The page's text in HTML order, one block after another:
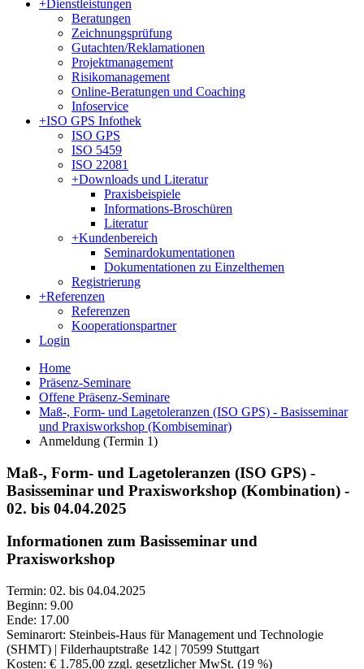
+Dienstleistungen
Beratungen
Zeichnungsprüfung
Gutachten/Reklamationen
Projektmanagement
Risikomanagement
Online-Beratungen und Coaching
Infoservice
+ISO GPS Infothek
ISO GPS
ISO 5459
ISO 22081
+Downloads und Literatur
Praxisbeispiele
Informations-Broschüren
Literatur
+Kundenbereich
Seminardokumentationen
Dokumentationen zu Einzelthemen
Registrierung
+Referenzen
Referenzen
Kooperationspartner
Login
Home
Präsenz-Seminare
Offene Präsenz-Seminare
Maß-, Form- und Lagetoleranzen (ISO GPS) - Basisseminar
und Praxisworkshop (Kombiseminar)
Anmeldung (Termin 1)
Maß-, Form- und Lagetoleranzen (ISO GPS) -
Basisseminar und Praxisworkshop (Kombination) -
02. bis 04.04.2025
Informationen zum Basisseminar und
Praxisworkshop
Termin: 02. bis 04.04.2025
Beginn: 9.00
Ende: 17.00
Seminarort: Steinbeis-Haus für Management und Technologie
(SHMT) | Filderhauptstraße 142 | 70599 Stuttgart
Kosten: € 1.785,00 zzgl. gesetzlicher MwSt. (19 %)